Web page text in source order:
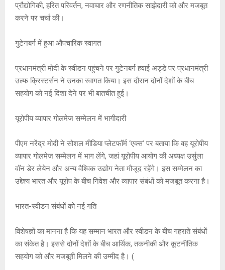
प्रौद्योगिकी, हरित परिवर्तन, नवाचार और रणनीतिक साझेदारी को और मजबूत
करने पर चर्चा की।
गुटेनबर्ग में हुआ औपचारिक स्वागत
प्रधानमंत्री मोदी के स्वीडन पहुंचने पर गुटेनबर्ग हवाई अड्डे पर प्रधानमंत्री
उल्फ क्रिस्टर्सन ने उनका स्वागत किया। इस दौरान दोनों देशों के बीच
सहयोग को नई दिशा देने पर भी बातचीत हुई।
यूरोपीय व्यापार गोलमेज सम्मेलन में भागीदारी
पीएम नरेंद्र मोदी ने सोशल मीडिया प्लेटफॉर्म ‘एक्स’ पर बताया कि वह यूरोपीय
व्यापार गोलमेज सम्मेलन में भाग लेंगे, जहां यूरोपीय आयोग की अध्यक्ष उर्सुला
वॉन डेर लेयेन और अन्य वैश्विक उद्योग नेता मौजूद रहेंगे। इस सम्मेलन का
उद्देश्य भारत और यूरोप के बीच निवेश और व्यापार संबंधों को मजबूत करना है।
भारत-स्वीडन संबंधों को नई गति
विशेषज्ञों का मानना है कि यह सम्मान भारत और स्वीडन के बीच गहराते संबंधों
का संकेत है। इससे दोनों देशों के बीच आर्थिक, तकनीकी और कूटनीतिक
सहयोग को और मजबूती मिलने की उम्मीद है। (